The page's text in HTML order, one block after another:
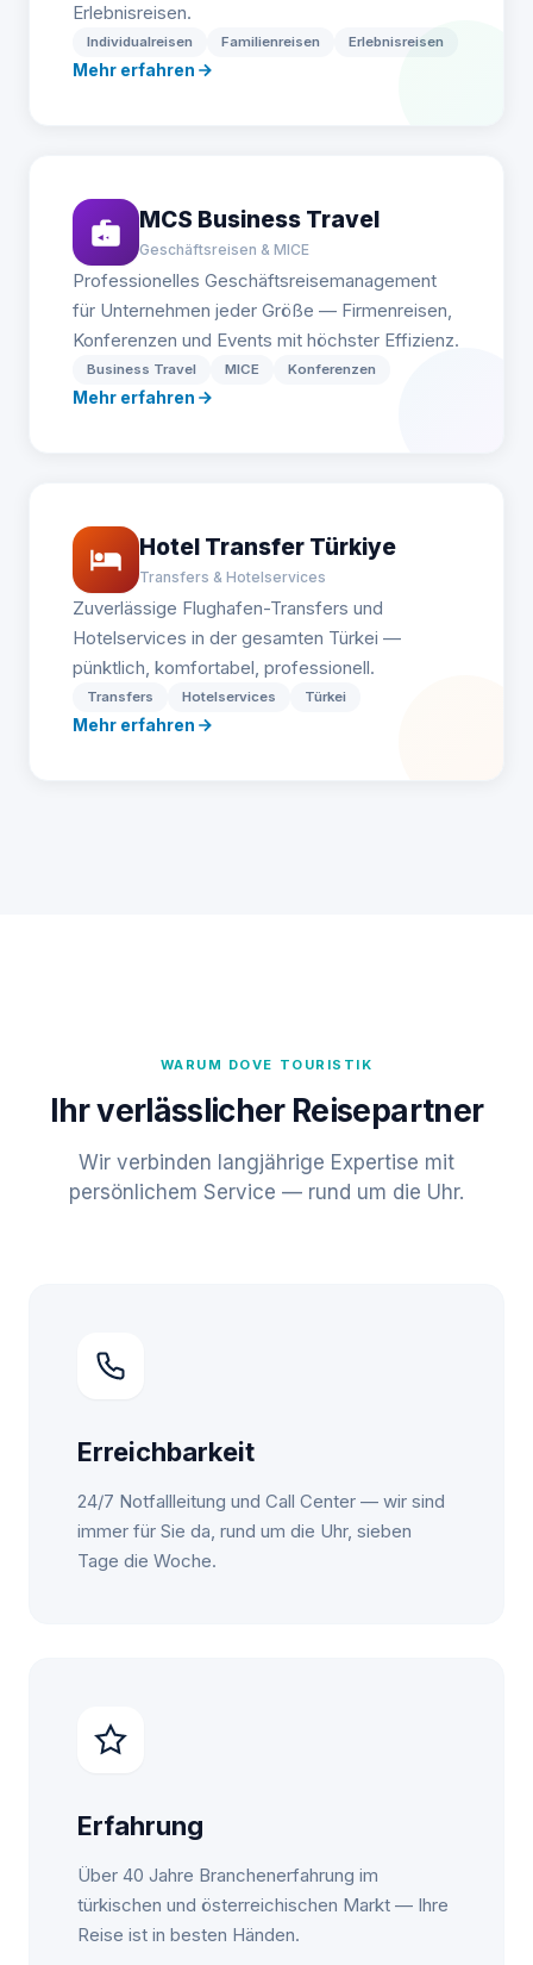
Erlebnisreisen.
Individualreisen Familienreisen Erlebnisreisen
Mehr erfahren
MCS Business Travel
Geschäftsreisen & MICE
Professionelles Geschäftsreisemanagement
für Unternehmen jeder Größe — Firmenreisen,
Konferenzen und Events mit höchster Effizienz.
Business Travel MICE Konferenzen
Mehr erfahren
Hotel Transfer Türkiye
Transfers & Hotelservices
Zuverlässige Flughafen-Transfers und
Hotelservices in der gesamten Türkei —
pünktlich, komfortabel, professionell.
Transfers Hotelservices Türkei
Mehr erfahren
WARUM DOVE TOURISTIK
Ihr verlässlicher Reisepartner
Wir verbinden langjährige Expertise mit
persönlichem Service — rund um die Uhr.
Erreichbarkeit
24/7 Notfallleitung und Call Center — wir sind
immer für Sie da, rund um die Uhr, sieben
Tage die Woche.
Erfahrung
Über 40 Jahre Branchenerfahrung im
türkischen und österreichischen Markt — Ihre
Reise ist in besten Händen.